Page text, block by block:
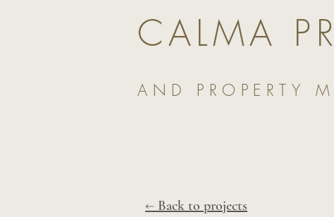
CALMA
AND PROPERTY
← Back to projects